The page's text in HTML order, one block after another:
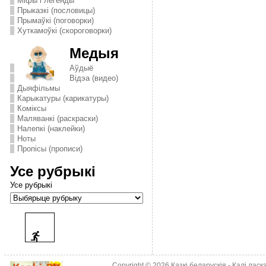
Прыказкі (пословицы)
Прымаўкі (поговорки)
Хуткамоўкі (скороговорки)
Медыя
Аўдыё
Відэа (видео)
Дыяфільмы
Карыкатуры (карикатуры)
Комiксы
Маляванкі (раскраски)
Налепкі (наклейки)
Ноты
Пропісы (прописи)
Усе рубрыкі
Усе рубрыкі